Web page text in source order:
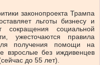
законопроекта Трампа
льготы бизнесу и
социальной
ужесточаются правила
получения помощи на
взрослые без иждивенцев
до 55 лет).